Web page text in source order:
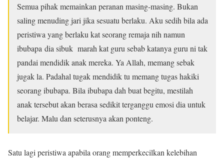
Semua pihak memainkan peranan masing-masing. Bukan
saling menuding jari jika sesuatu berlaku. Aku sedih bila ada
peristiwa yang berlaku kat seorang remaja nih namun
ibubapa dia sibuk marah kat guru sebab katanya guru ni tak
pandai mendidik anak mereka. Ya Allah, memang sebak
jugak la. Padahal tugak mendidik tu memang tugas hakiki
seorang ibubapa. Bila ibubapa dah buat begitu, mestilah
anak tersebut akan berasa sedikit terganggu emosi dia untuk
belajar. Malu dan seterusnya akan ponteng.
Satu lagi peristiwa apabila orang memperkecilkan kelebihan